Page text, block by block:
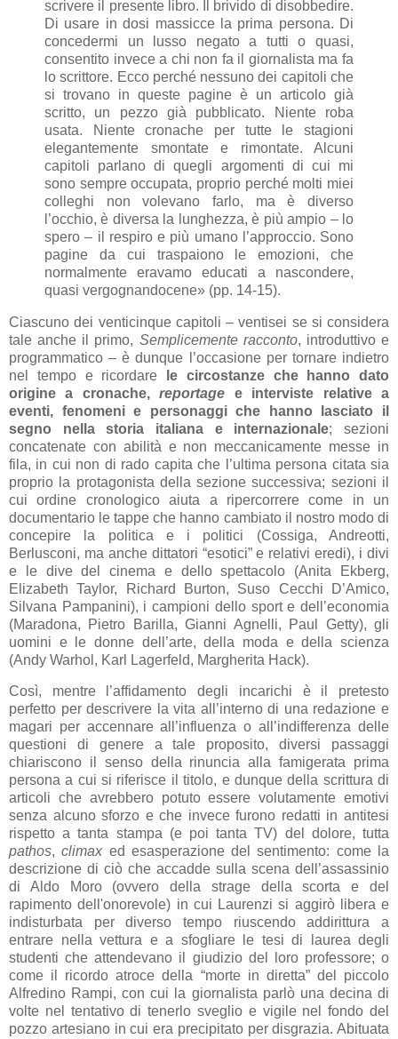
scrivere il presente libro. Il brivido di disobbedire.
Di usare in dosi massicce la prima persona. Di
concedermi un lusso negato a tutti o quasi,
consentito invece a chi non fa il giornalista ma fa
lo scrittore. Ecco perché nessuno dei capitoli che
si trovano in queste pagine è un articolo già
scritto, un pezzo già pubblicato. Niente roba
usata. Niente cronache per tutte le stagioni
elegantemente smontate e rimontate. Alcuni
capitoli parlano di quegli argomenti di cui mi
sono sempre occupata, proprio perché molti miei
colleghi non volevano farlo, ma è diverso
l’occhio, è diversa la lunghezza, è più ampio – lo
spero – il respiro e più umano l’approccio. Sono
pagine da cui traspaiono le emozioni, che
normalmente eravamo educati a nascondere,
quasi vergognandocene» (pp. 14-15).
Ciascuno dei venticinque capitoli – ventisei se si considera
tale anche il primo, Semplicemente racconto, introduttivo e
programmatico – è dunque l’occasione per tornare indietro
nel tempo e ricordare
le circostanze che hanno dato
origine a cronache,reportage e interviste relative a
eventi, fenomeni e personaggi che hanno lasciato il
segno nella storia italiana e internazionale; sezioni
concatenate con abilità e non meccanicamente messe in
fila, in cui non di rado capita che l’ultima persona citata sia
proprio la protagonista della sezione successiva; sezioni il
cui ordine cronologico aiuta a ripercorrere come in un
documentario le tappe che hanno cambiato il nostro modo di
concepire la politica e i politici (Cossiga, Andreotti,
Berlusconi, ma anche dittatori “esotici” e relativi eredi), i divi
e le dive del cinema e dello spettacolo (Anita Ekberg,
Elizabeth Taylor, Richard Burton, Suso Cecchi D’Amico,
Silvana Pampanini), i campioni dello sport e dell’economia
(Maradona, Pietro Barilla, Gianni Agnelli, Paul Getty), gli
uomini e le donne dell’arte, della moda e della scienza
(Andy Warhol, Karl Lagerfeld, Margherita Hack).
Così, mentre l’affidamento degli incarichi è il pretesto
perfetto per descrivere la vita all’interno di una redazione e
magari per accennare all’influenza o all’indifferenza delle
questioni di genere a tale proposito, diversi passaggi
chiariscono il senso della rinuncia alla famigerata prima
persona a cui si riferisce il titolo, e dunque della scrittura di
articoli che avrebbero potuto essere volutamente emotivi
senza alcuno sforzo e che invece furono redatti in antitesi
rispetto a tanta stampa (e poi tanta TV) del dolore, tutta
pathos,climax ed esasperazione del sentimento: come la
descrizione di ciò che accadde sulla scena dell’assassinio
di Aldo Moro (ovvero della strage della scorta e del
rapimento dell'onorevole) in cui Laurenzi si aggirò libera e
indisturbata per diverso tempo riuscendo addirittura a
entrare nella vettura e a sfogliare le tesi di laurea degli
studenti che attendevano il giudizio del loro professore; o
come il ricordo atroce della “morte in diretta” del piccolo
Alfredino Rampi, con cui la giornalista parlò una decina di
volte nel tentativo di tenerlo sveglio e vigile nel fondo del
pozzo artesiano in cui era precipitato per disgrazia. Abituata